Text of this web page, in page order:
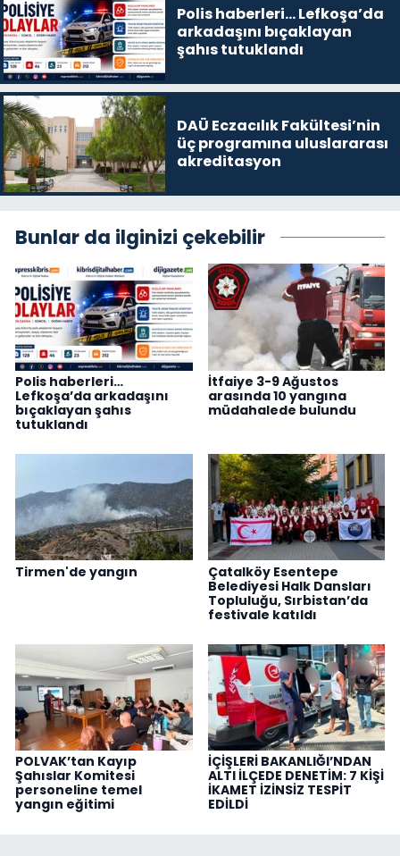
Polis haberleri… Lefkoşa’da
arkadaşını bıçaklayan
şahıs tutuklandı
DAÜ Eczacılık Fakültesi’nin
üç programına uluslararası
akreditasyon
Bunlar da ilginizi çekebilir
Polis haberleri…
Lefkoşa’da arkadaşını
bıçaklayan şahıs
tutuklandı
İtfaiye 3-9 Ağustos
arasında 10 yangına
müdahalede bulundu
Tirmen'de yangın
Çatalköy Esentepe
Belediyesi Halk Dansları
Topluluğu, Sırbistan’da
festivale katıldı
POLVAK’tan Kayıp
Şahıslar Komitesi
personeline temel
yangın eğitimi
İÇİŞLERİ BAKANLIĞI’NDAN
ALTI İLÇEDE DENETİM: 7 KİŞİ
İKAMET İZİNSİZ TESPİT
EDİLDİ